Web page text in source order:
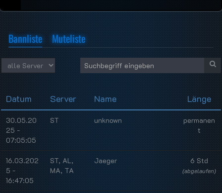
Bannliste Muteliste
Datum Server Name Länge
30.05.20
25 -
07:05:05
ST unknown
permanen
t
16.03.202
5 -
16:47:05
ST, AL,
MA, TA
Jaeger 6 Std
(abgelaufen)